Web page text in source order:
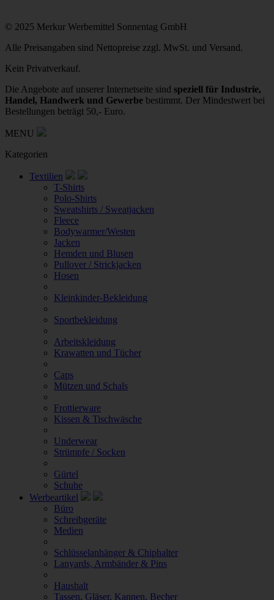
© 2025 Merkur Werbemittel Sonnentag GmbH
Alle Preisangaben sind Nettopreise zzgl. MwSt. und Versand.
Kein Privatverkauf.
Die Angebote auf unserer Internetseite sind speziell für Industrie,
Handel, Handwerk und Gewerbe bestimmt. Der Mindestwert bei
Bestellungen beträgt 50,- Euro.
MENU
Kategorien
Textilien
T-Shirts
Polo-Shirts
Sweatshirts / Sweatjacken
Fleece
Bodywarmer/Westen
Jacken
Hemden und Blusen
Pullover / Strickjacken
Hosen
Kleinkinder-Bekleidung
Sportbekleidung
Arbeitskleidung
Krawatten und Tücher
Caps
Mützen und Schals
Frottierware
Kissen & Tischwäsche
Underwear
Strümpfe / Socken
Gürtel
Schuhe
Werbeartikel
Büro
Schreibgeräte
Medien
Schlüsselanhänger & Chiphalter
Lanyards, Armbänder & Pins
Haushalt
Tassen, Gläser, Kannen, Becher